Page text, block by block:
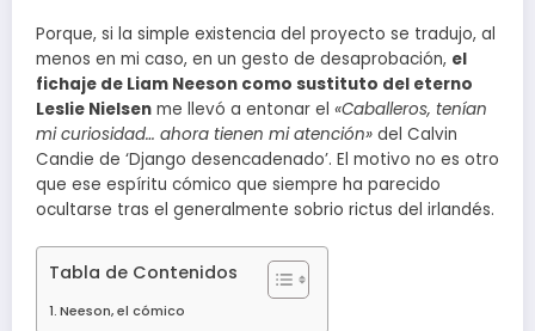
Porque, si la simple existencia del proyecto se tradujo, al
menos en mi caso, en un gesto de desaprobación, el
fichaje de Liam Neeson como sustituto del eterno
Leslie Nielsen me llevó a entonar el «Caballeros, tenían
mi curiosidad… ahora tienen mi atención» del Calvin
Candie de ‘Django desencadenado’. El motivo no es otro
que ese espíritu cómico que siempre ha parecido
ocultarse tras el generalmente sobrio rictus del irlandés.
Tabla de Contenidos
Neeson, el cómico